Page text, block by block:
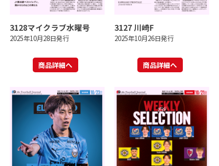
3128マイクラブ水曜号
2025年10月28日発行
商品詳細へ
3127 川崎F
2025年10月26日発行
商品詳細へ